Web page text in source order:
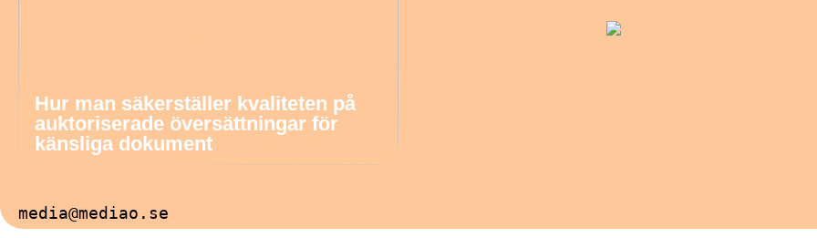
Hur man säkerställer kvaliteten på
auktoriserade översättningar för
känsliga dokument
media@mediao.se